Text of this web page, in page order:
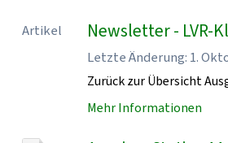
Artikel Newsletter - LVR-
Letzte Änderung: 1.
Zurück zur Übersicht
Mehr Informationen